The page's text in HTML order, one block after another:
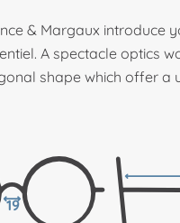
& Margaux introduce
A spectacle optics
shape which offer a
19